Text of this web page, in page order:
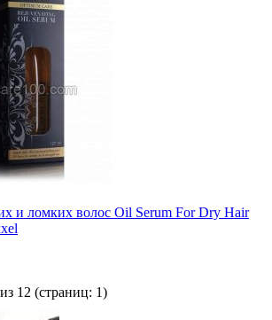
и ломких волос Oil Serum For Dry Hair
12 (страниц: 1)